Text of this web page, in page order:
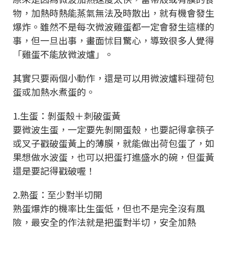
物，加熱時熱能蒸氣無法及時散出，就有機會發生
爆炸。雖然不是每次微波雞蛋都一定會發生這樣的
事，但一旦出事，畫面怵目驚心，導致很多人覺得
「雞蛋不能放微波爐」。
其實只要兩個小動作，還是可以用微波爐料理荷包
蛋或加熱水煮蛋的。
1.生蛋：剝蛋殼＋刺破蛋黃
要微波生蛋，一定要先剝開蛋殼，也要記得拿筷子
或叉子戳破蛋黃上的薄膜，就能做出荷包蛋了，如
果想做水波蛋，也可以把蛋打進盛水的碗，但蛋黃
還是要記得戳破喔！
2.熟蛋：至少對半切開
熟蛋爆炸的機率比生蛋低，但也不是完全沒有風
險，最安全的作法就是把蛋對半切，安全加熱